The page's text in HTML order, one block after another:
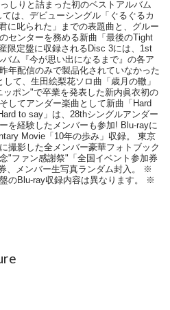
しりと詰まった初のベストアルバム
は、デビューシングル「ぐるぐるカ
に叱られた」までの表題曲と、グルー
センターを務める新曲「最後のTight
限定盤に収録されるDisc 3には、1st
ム『今が思い出になるまで』の各ア
年配信のみで製品化されていなかった
て、生田絵梨花ソロ曲「歳月の轍」
ポン"で卒業を発表した新内眞衣初の
してアンダー楽曲として新曲「Hard
to say」は、28thシングルアンダー
を経験したメンバーも参加! Blu-rayに
Movie「10年の歩み」収録。 東京
撮影した全メンバー豪華フォトブック
"ファン感謝祭"「全国イベント参加券
、メンバー生写真ランダム封入。 ※
のBlu-ray収録内容は異なります。 ※